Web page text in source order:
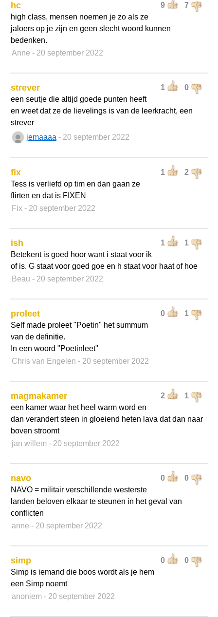
9 7
hc
high class, mensen noemen je zo als ze
jaloers op je zijn en geen slecht woord kunnen
bedenken.
Anne - 20 september 2022
1 0
strever
een seutje die altijd goede punten heeft
en weet dat ze de lievelings is van de leerkracht, een
strever
jemaaaa - 20 september 2022
1 2
fix
Tess is verliefd op tim en dan gaan ze
flirten en dat is FIXEN
Fix - 20 september 2022
1 1
ish
Betekent is goed hoor want i staat voor ik
of is. G staat voor goed goe en h staat voor haat of hoe
Beau - 20 september 2022
0 1
proleet
Self made proleet "Poetin" het summum
van de definitie.
In een woord "Poetinleet"
Chris van Engelen - 20 september 2022
2 1
magmakamer
een kamer waar het heel warm word en
dan verandert steen in gloeiend heten lava dat dan naar
boven stroomt
jan willem - 20 september 2022
0 0
navo
NAVO = militair verschillende westerste
landen beloven elkaar te steunen in het geval van
conflicten
anne - 20 september 2022
0 0
simp
Simp is iemand die boos wordt als je hem
een Simp noemt
anoniem - 20 september 2022